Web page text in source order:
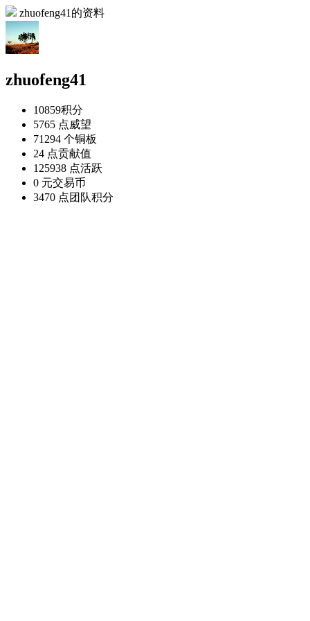
zhuofeng41的资料
zhuofeng41
10859积分
5765 点威望
71294 个铜板
24 点贡献值
125938 点活跃
0 元交易币
3470 点团队积分